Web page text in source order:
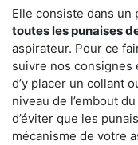
Elle consiste dans un
toutes les punaises
aspirateur. Pour ce
suivre nos consignes
d’y placer un collant
niveau de l’embout
d’éviter que les
mécanisme de votre